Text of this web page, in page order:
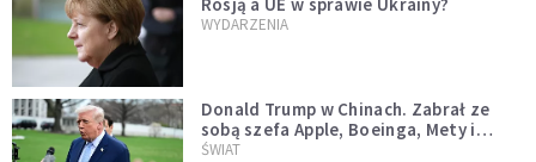
WYDARZENIA
Donald Trump w Chinach. Zabrał ze
sobą szefa Apple, Boeinga, Mety i
Muska
ŚWIAT